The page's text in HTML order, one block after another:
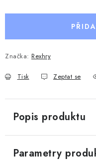
Značka: Rexhry
Tisk Zeptat se
Popis produktu
Parametry